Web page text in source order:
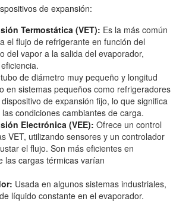
de expansión:
Termostática (VET): Es la más común
el flujo de refrigerante en función del
del vapor a la salida del evaporador,
de diámetro muy pequeño y longitud
en sistemas pequeños como refrigeradores
de expansión fijo, lo que significa
condiciones cambiantes de carga.
Electrónica (VEE): Ofrece un control
VET, utilizando sensores y un controlador
el flujo. Son más eficientes en
las cargas térmicas varían
Usada en algunos sistemas industriales,
líquido constante en el evaporador.